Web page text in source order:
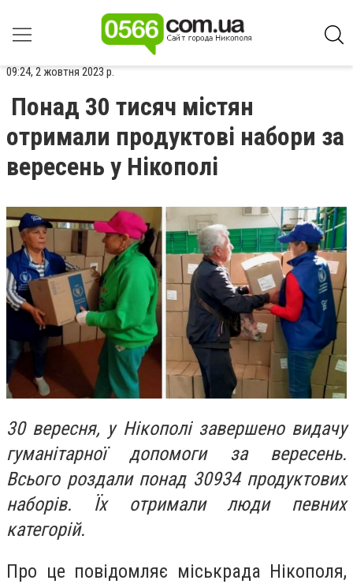
09:24, 2 жовтня 2023 р.
Понад 30 тисяч містян
отримали продуктові набори за
вересень у Нікополі
30 вересня, у Нікополі завершено видачу
гуманітарної допомоги за вересень.
Всього роздали понад 30934 продуктових
наборів. Їх отримали люди певних
категорій.
Про це повідомляє міськрада Нікополя,